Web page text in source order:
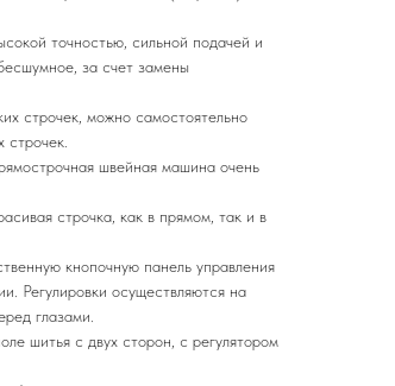
точностью, сильной подачей и
за счет замены
строчек, можно самостоятельно
швейная машина очень
строчка, как в прямом, так и в
кнопочную панель управления
Регулировки осуществляются на
глазами.
шитья с двух сторон, с регулятором